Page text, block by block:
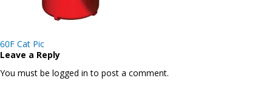
Post
navigation
60F Cat Pic
Leave a Reply
You must be logged in to post a comment.